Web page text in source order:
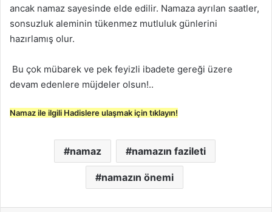
ancak namaz sayesinde elde edilir. Namaza ayrılan saatler,
sonsuzluk aleminin tükenmez mutluluk günlerini
hazırlamış olur.
Bu çok mübarek ve pek feyizli ibadete gereği üzere
devam edenlere müjdeler olsun!..
Namaz ile ilgili Hadislere ulaşmak için tıklayın!
namaz namazın fazileti
namazın önemi